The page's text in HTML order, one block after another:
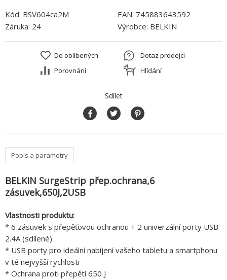
Kód: BSV604ca2M EAN: 745883643592
Záruka: 24 Výrobce: BELKIN
Do oblíbených
Porovnání
Dotaz prodejci
Hlídání
Sdílet
Popis a parametry
BELKIN SurgeStrip přep.ochrana,6
zásuvek,650J,2USB
Vlastnosti produktu:
* 6 zásuvek s přepěťovou ochranou + 2 univerzální porty USB
2.4A (sdílené)
* USB porty pro ideální nabíjení vašeho tabletu a smartphonu
v té nejvyšší rychlosti
* Ochrana proti přepětí 650 J